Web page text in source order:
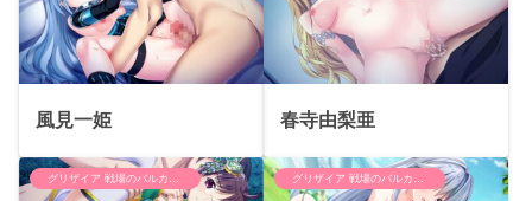
風見一姫 春寺由梨亜